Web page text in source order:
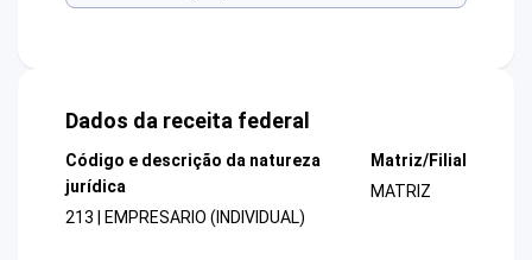
Dados da receita federal
Código e descrição da natureza
jurídica
213 | EMPRESARIO (INDIVIDUAL)
Matriz/Filial
MATRIZ